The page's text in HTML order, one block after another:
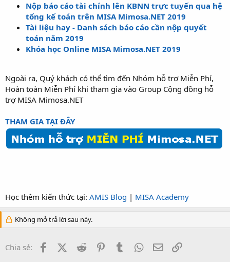
Nộp báo cáo tài chính lên KBNN trực tuyến qua hệ
tổng kế toán trên MISA Mimosa.NET 2019
Tài liệu hay - Danh sách báo cáo cần nộp quyết
toán năm 2019
Khóa học Online MISA Mimosa.NET 2019
Ngoài ra, Quý khách có thể tìm đến Nhóm hỗ trợ Miễn Phí,
Hoàn toàn Miễn Phí khi tham gia vào Group Cộng đồng hỗ
trợ MISA Mimosa.NET
THAM GIA TẠI ĐÂY
Học thêm kiến thức tại: AMIS Blog | MISA Academy
Không mở trả lời sau này.
Chia sẻ: FacebookX (Twitter)
Reddit PinterestTumblr WhatsApp
Email